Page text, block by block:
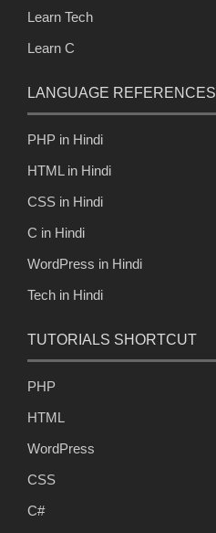
Learn Tech
Learn C
LANGUAGE REFERENCES
PHP in Hindi
HTML in Hindi
CSS in Hindi
C in Hindi
WordPress in Hindi
Tech in Hindi
TUTORIALS SHORTCUT
PHP
HTML
WordPress
CSS
C#